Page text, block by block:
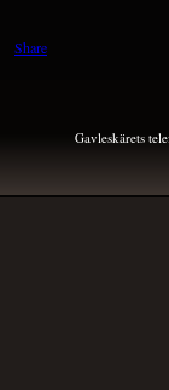
Share
Gavleskärets